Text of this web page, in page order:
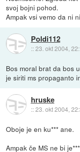
svoj bojni pohod.
Ampak vsi vemo da ni
Poldi112
::23. okt 2004,
Bos moral brat da bos
je siriti ms propaganto
hruske
::23. okt 2004,
Oboje je en ku*** ane.
Ampak če MS ne bi